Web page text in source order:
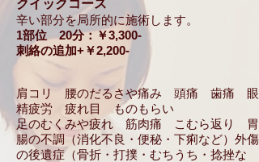
クイックコース
辛い部分を局所的に施術します。
1部位 20分：￥3,300-
刺絡の追加+￥2,200-
肩コリ 腰のだるさや痛み 頭痛 歯痛 眼
精疲労 疲れ目 ものもらい
足のむくみや疲れ 筋肉痛 こむら返り 胃
腸の不調（消化不良・便秘・下痢など）外傷
の後遺症（骨折・打撲・むちうち・捻挫な